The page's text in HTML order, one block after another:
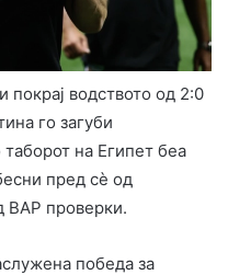
покрај водството од 2:0
го загуби
на Египет беа
пред сè од
ВАР проверки.
победа за